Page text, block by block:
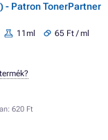
- Patron TonerPartner
11ml
65 Ft / ml
620 Ft